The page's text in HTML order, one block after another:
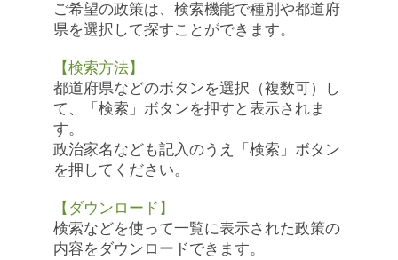
ご希望の政策は、検索機能で種別や都道府
県を選択して探すことができます。
【検索方法】
都道府県などのボタンを選択（複数可）し
て、「検索」ボタンを押すと表示されま
す。
政治家名なども記入のうえ「検索」ボタン
を押してください。
【ダウンロード】
検索などを使って一覧に表示された政策の
内容をダウンロードできます。